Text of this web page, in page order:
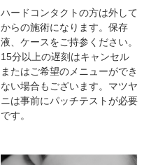
ハードコンタクトの方は外して
からの施術になります。保存
液、ケースをご持参ください。
15分以上の遅刻はキャンセル
またはご希望のメニューができ
ない場合もございます。マツヤ
ニは事前にパッチテストが必要
です。